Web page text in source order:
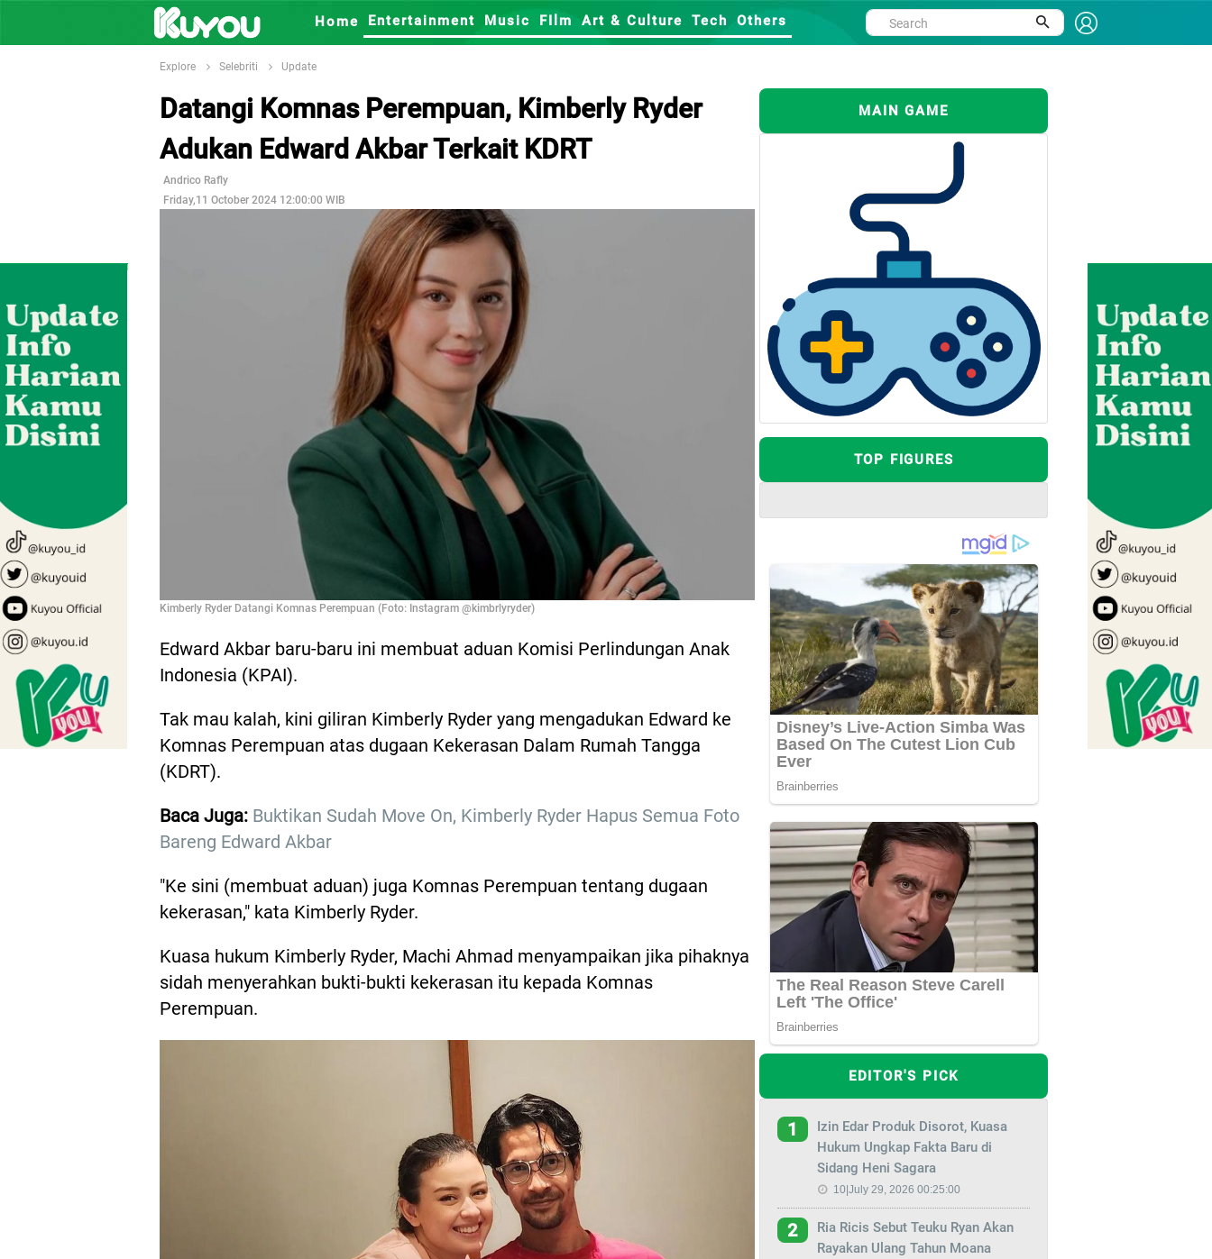
Home Entertainment Music FIlm Art & Culture Tech Others
Explore Selebriti Update
Datangi Komnas Perempuan, Kimberly Ryder
Adukan Edward Akbar Terkait KDRT
Andrico Rafly
Friday,11 October 2024 12:00:00 WIB
Kimberly Ryder Datangi Komnas Perempuan (Foto: Instagram @kimbrlyryder)
Edward Akbar baru-baru ini membuat aduan Komisi Perlindungan Anak
Indonesia (KPAI).
Tak mau kalah, kini giliran Kimberly Ryder yang mengadukan Edward ke
Komnas Perempuan atas dugaan Kekerasan Dalam Rumah Tangga
(KDRT).
Baca Juga: Buktikan Sudah Move On, Kimberly Ryder Hapus Semua Foto
Bareng Edward Akbar
"Ke sini (membuat aduan) juga Komnas Perempuan tentang dugaan
kekerasan," kata Kimberly Ryder.
Kuasa hukum Kimberly Ryder, Machi Ahmad menyampaikan jika pihaknya
sidah menyerahkan bukti-bukti kekerasan itu kepada Komnas
Perempuan.
MAIN GAME
TOP FIGURES
EDITOR'S PICK
1
Izin Edar Produk Disorot, Kuasa
Hukum Ungkap Fakta Baru di
Sidang Heni Sagara
10|July 29, 2026 00:25:00
2
Ria Ricis Sebut Teuku Ryan Akan
Rayakan Ulang Tahun Moana